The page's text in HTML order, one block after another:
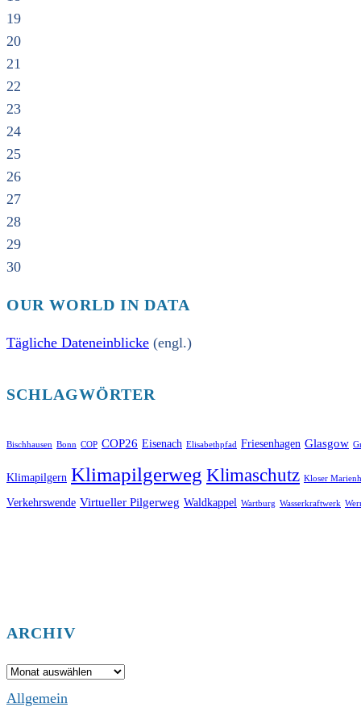
19
20
21
22
23
24
25
26
27
28
29
30
OUR WORLD IN DATA
Tägliche Dateneinblicke (engl.)
SCHLAGWÖRTER
Bischhausen Bonn COP COP26 Eisenach Elisabethpfad Friesenhagen Glasgow
Klimapilgern Klimapilgerweg Klimaschutz Kloser
Verkehrswende Virtueller Pilgerweg Waldkappel Wartburg Wasserkraftwerk
ARCHIV
Archiv
Allgemein